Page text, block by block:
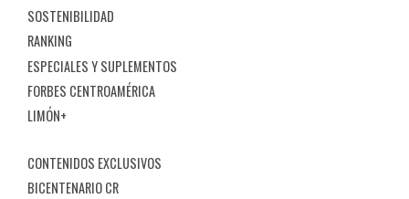
SOSTENIBILIDAD
RANKING
ESPECIALES Y SUPLEMENTOS
FORBES CENTROAMÉRICA
LIMÓN+
CONTENIDOS EXCLUSIVOS
BICENTENARIO CR